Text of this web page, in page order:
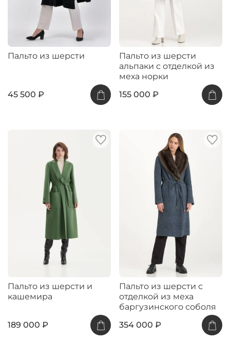
Пальто из шерсти
45 500 ₽
Пальто из шерсти
альпаки с отделкой из
меха норки
155 000 ₽
Пальто из шерсти и
кашемира
189 000 ₽
Пальто из шерсти с
отделкой из меха
баргузинского соболя
354 000 ₽